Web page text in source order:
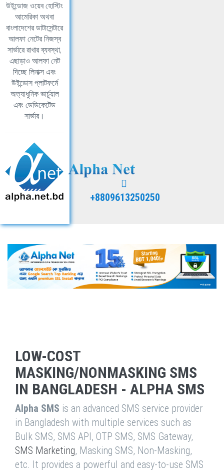
উইন্ডোজ ওয়েব হোস্টিং
আমেরিকা অথবা
বাংলাদেশের ডাটাসেন্টারে
আলফা নেটের নিজস্ব
সার্ভারে রাখার ব্যবস্থা,
এছাড়াও আলফা নেট
দিচ্ছে লিনাক্স এবং
উইন্ডোস প্লাটফর্মে
অত্যাধুনিক ভার্চুয়াল
এবং ডেডিকেটেড
সার্ভার।
+8809613250250
LOW-COST
MASKING/NONMASKING SMS
IN BANGLADESH - ALPHA SMS
Alpha SMS is an advanced SMS service provider
in Bangladesh with multiple services such as
Bulk SMS, SMS API, OTP SMS, SMS Gateway,
SMS Marketing, Masking SMS, Non-Masking,
etc. It provides a powerful and easy-to-use SMS